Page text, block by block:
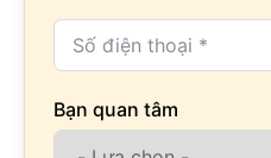
Bạn quan tâm